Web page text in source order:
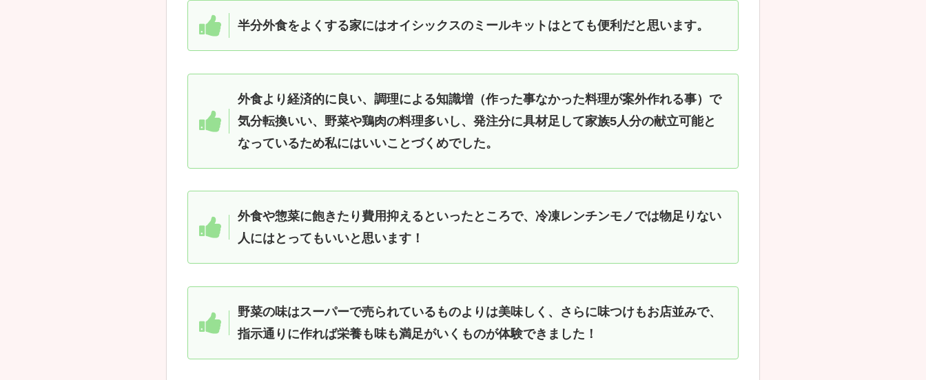
半分外食をよくする家にはオイシックスのミールキットはとても便利だと思います。
外食より経済的に良い、調理による知識増（作った事なかった料理が案外作れる事）で
気分転換いい、野菜や鶏肉の料理多いし、発注分に具材足して家族5人分の献立可能と
なっているため私にはいいことづくめでした。
外食や惣菜に飽きたり費用抑えるといったところで、冷凍レンチンモノでは物足りない
人にはとってもいいと思います！
野菜の味はスーパーで売られているものよりは美味しく、さらに味つけもお店並みで、
指示通りに作れば栄養も味も満足がいくものが体験できました！